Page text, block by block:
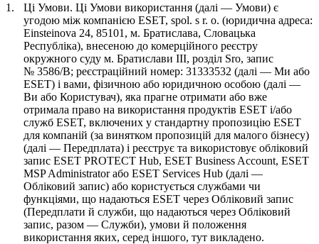
1. Ці Умови. Ці Умови використання (далі — Умови) є
угодою між компанією ESET, spol. s r. o. (юридична адреса:
Einsteinova 24, 85101, м. Братислава, Словацька
Республіка), внесеною до комерційного реєстру
окружного суду м. Братислави III, розділ Sro, запис
№ 3586/B; реєстраційний номер: 31333532 (далі — Ми або
ESET) і вами, фізичною або юридичною особою (далі —
Ви або Користувач), яка прагне отримати або вже
отримала право на використання продуктів ESET і/або
служб ESET, включених у стандартну пропозицію ESET
для компаній (за винятком пропозицій для малого бізнесу)
(далі — Передплата) і реєструє та використовує обліковий
запис ESET PROTECT Hub, ESET Business Account, ESET
MSP Administrator або ESET Services Hub (далі —
Обліковий запис) або користується службами чи
функціями, що надаються ESET через Обліковий запис
(Передплати й служби, що надаються через Обліковий
запис, разом — Служби), умови й положення
використання яких, серед іншого, тут викладено.